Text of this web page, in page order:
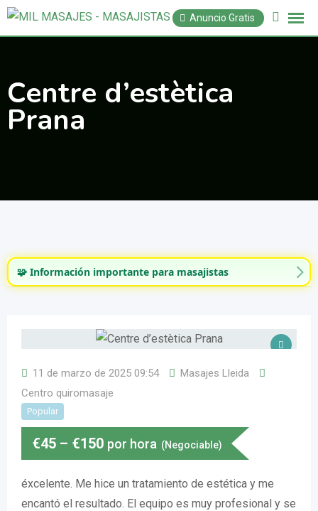
Saltar
Anuncio Gratis
Centre d’estètica
Prana
🧩 Información importante para masajistas
11 de marzo de 2025 09:54
Masajes Lleida
Centro quiromasaje
Popular
€45 – €150 por hora (Negociable)
éxcelente. Me hice un tratamiento de estética y me
encantó el resultado. El equipo es muy profesional y se